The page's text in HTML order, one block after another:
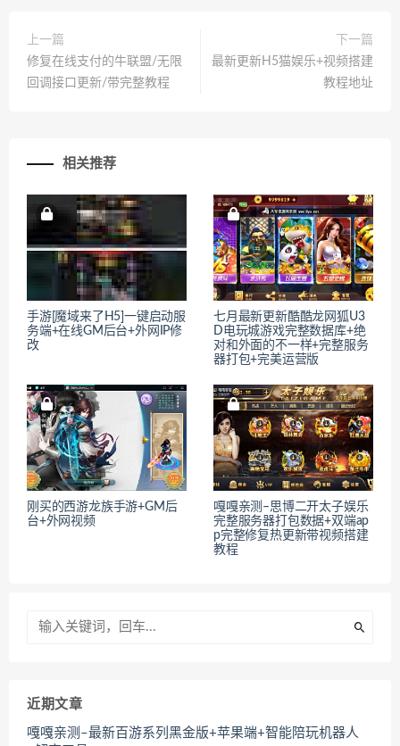
上一篇
修复在线支付的牛联盟/无限
回调接口更新/带完整教程
下一篇
最新更新H5猫娱乐+视频搭建
教程地址
相关推荐
手游[魔域来了H5]一键启动服
务端+在线GM后台+外网IP修
改
七月最新更新酷酷龙网狐U3
D电玩城游戏完整数据库+绝
对和外面的不一样+完整服务
器打包+完美运营版
刚买的西游龙族手游+GM后
台+外网视频
嘎嘎亲测–思博二开太子娱乐
完整服务器打包数据+双端ap
p完整修复热更新带视频搭建
教程
近期文章
嘎嘎亲测–最新百游系列黑金版+苹果端+智能陪玩机器人